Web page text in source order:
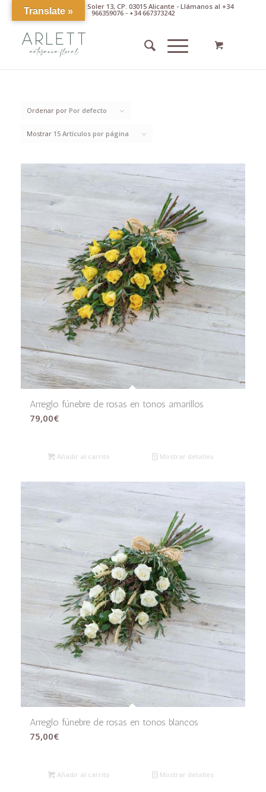
Av. Pintor Xavier Soler 13, CP. 03015 Alicante - Llámanos al +34
966359076 - +34 667373242
Ordenar por Por defecto
Mostrar 15 Artículos por página
Arreglo fúnebre de rosas en tonos amarillos
79,00€
Añadir al carrito Mostrar detalles
Arreglo fúnebre de rosas en tonos blancos
75,00€
Añadir al carrito Mostrar detalles
Translate »